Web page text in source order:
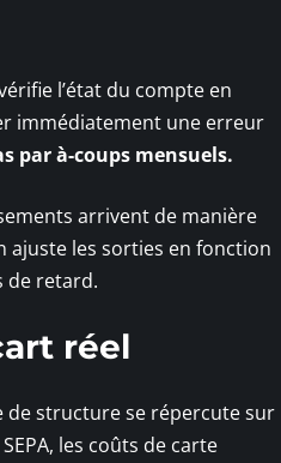
l’état du compte en
immédiatement une erreur
par à-coups mensuels.
arrivent de manière
ajuste les sorties en fonction
de retard.
réel
de structure se répercute sur
les coûts de carte